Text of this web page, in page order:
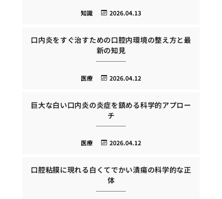
2026.04.13
知識
口内炎をすぐ治すための口腔内環境の整え方と最
新の知見
2026.04.12
医療
巨大な白い口内炎の炎症を鎮める科学的アプロー
チ
2026.04.12
医療
口腔粘膜に現れる白くてでかい潰瘍の科学的な正
体